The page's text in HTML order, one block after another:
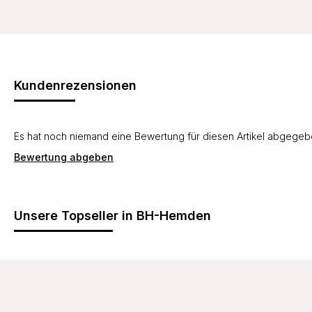
Kundenrezensionen
Es hat noch niemand eine Bewertung für diesen Artikel
Bewertung abgeben
Unsere Topseller in BH-Hemden